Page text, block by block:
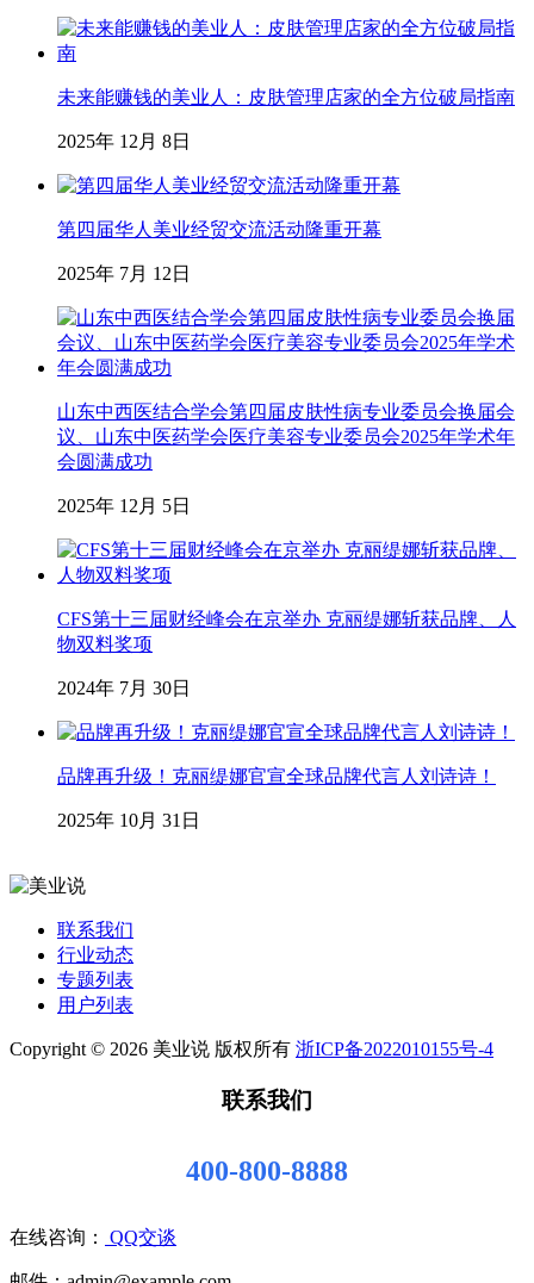
未来能赚钱的美业人：皮肤管理店家的全方位破局指南
2025年 12月 8日
第四届华人美业经贸交流活动隆重开幕
2025年 7月 12日
山东中西医结合学会第四届皮肤性病专业委员会换届会
议、山东中医药学会医疗美容专业委员会2025年学术年
会圆满成功
2025年 12月 5日
CFS第十三届财经峰会在京举办 克丽缇娜斩获品牌、人
物双料奖项
2024年 7月 30日
品牌再升级！克丽缇娜官宣全球品牌代言人刘诗诗！
2025年 10月 31日
联系我们
行业动态
专题列表
用户列表
Copyright © 2026 美业说 版权所有 浙ICP备2022010155号-4
联系我们
400-800-8888
在线咨询： QQ交谈